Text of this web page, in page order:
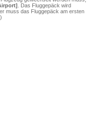
. Das Fluggepäck wird
muss das Fluggepäck am ersten